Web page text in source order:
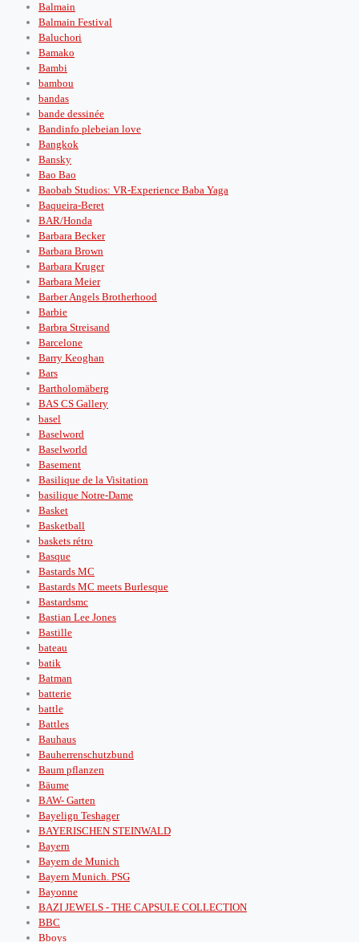
Balmain
Balmain Festival
Baluchori
Bamako
Bambi
bambou
bandas
bande dessinée
Bandinfo plebeian love
Bangkok
Bansky
Bao Bao
Baobab Studios: VR-Experience Baba Yaga
Baqueira-Beret
BAR/Honda
Barbara Becker
Barbara Brown
Barbara Kruger
Barbara Meier
Barber Angels Brotherhood
Barbie
Barbra Streisand
Barcelone
Barry Keoghan
Bars
Bartholomäberg
BAS CS Gallery
basel
Baselword
Baselworld
Basement
Basilique de la Visitation
basilique Notre-Dame
Basket
Basketball
baskets rétro
Basque
Bastards MC
Bastards MC meets Burlesque
Bastardsmc
Bastian Lee Jones
Bastille
bateau
batik
Batman
batterie
battle
Battles
Bauhaus
Bauherrenschutzbund
Baum pflanzen
Bäume
BAW- Garten
Bayelign Teshager
BAYERISCHEN STEINWALD
Bayern
Bayern de Munich
Bayern Munich. PSG
Bayonne
BAZI JEWELS - THE CAPSULE COLLECTION
BBC
Bboys